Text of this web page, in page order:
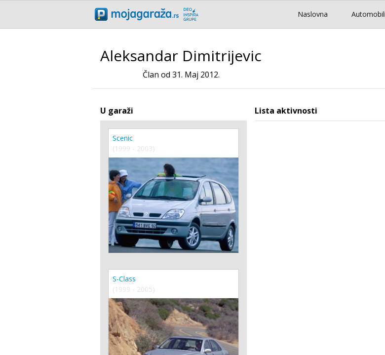
Naslovna Automobili
Aleksandar Dimitrijevic
Član od 31. Maj 2012.
U garaži
Scenic
(1999 - 2003)
S-Class
(1999 - 2005)
Lista aktivnosti